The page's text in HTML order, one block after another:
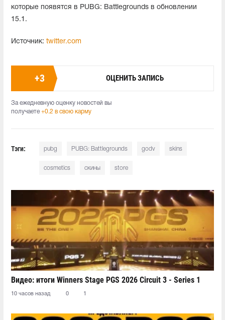
которые появятся в PUBG: Battlegrounds в обновлении
15.1.
Источник: twitter.com
+3 ОЦЕНИТЬ ЗАПИСЬ
За ежедневную оценку новостей вы
получаете +0.2 в свою карму
Тэги: pubg PUBG: Battlegrounds godv skins
cosmetics скины store
Видео: итоги Winners Stage PGS 2026 Circuit 3 - Series 1
10 часов назад 0 1